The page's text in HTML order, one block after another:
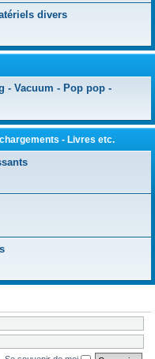
divers
- Vacuum - Pop pop -
- Livres etc.